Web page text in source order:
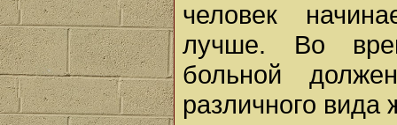
человек
лучше. Во
больной
различного вида